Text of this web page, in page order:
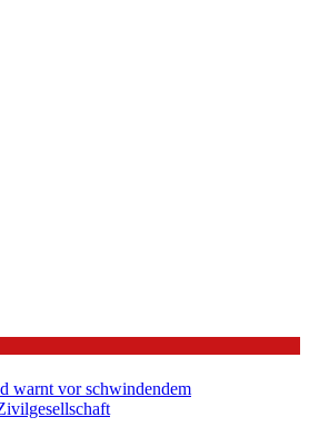
warnt vor schwindendem